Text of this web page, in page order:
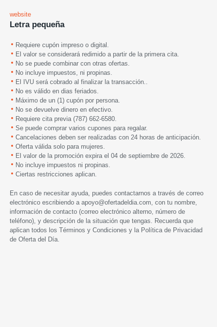
website
Letra pequeña
Requiere cupón impreso o digital.
El valor se considerará redimido a partir de la primera cita.
No se puede combinar con otras ofertas.
No incluye impuestos, ni propinas.
El IVU será cobrado al finalizar la transacción..
No es válido en dias feriados.
Máximo de un (1) cupón por persona.
No se devuelve dinero en efectivo.
Requiere cita previa (787) 662-6580.
Se puede comprar varios cupones para regalar.
Cancelaciones deben ser realizadas con 24 horas de anticipación.
Oferta válida solo para mujeres.
El valor de la promoción expira el 04 de septiembre de 2026.
No incluye impuestos ni propinas.
Ciertas restricciones aplican.
En caso de necesitar ayuda, puedes contactarnos a través de correo
electrónico escribiendo a apoyo@ofertadeldia.com , con tu nombre,
información de contacto (correo electrónico alterno, número de
teléfono), y descripción de la situación que tengas. Recuerda que
aplican todos los Términos y Condiciones y la Política de Privacidad
de Oferta del Día.